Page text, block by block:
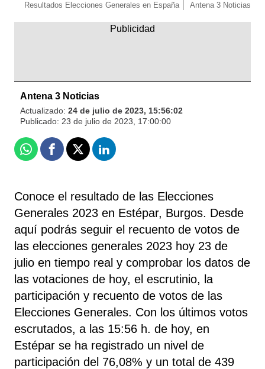
Resultados Elecciones Generales en España Antena 3 Noticias
Antena 3 Noticias
Actualizado: 24 de julio de 2023, 15:56:02
Publicado: 23 de julio de 2023, 17:00:00
WhatsappFacebook
X Linkedin
Conoce el resultado de las Elecciones
Generales 2023 en Estépar, Burgos. Desde
aquí podrás seguir el recuento de votos de
las elecciones generales 2023 hoy 23 de
julio en tiempo real y comprobar los datos de
las votaciones de hoy, el escrutinio, la
participación y recuento de votos de las
Elecciones Generales. Con los últimos votos
escrutados, a las 15:56 h. de hoy, en
Estépar se ha registrado un nivel de
participación del 76,08% y un total de 439